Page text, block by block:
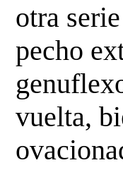
otra
pecho
vuelta,